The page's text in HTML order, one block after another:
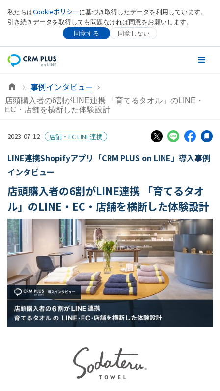
私たちはCookieポリシーに基づき取得したデータを利用しています。
引き続きデータを取得しても問題なければ同意をお願いします。
同意する
同意しない
事例インタビュー
店頭購入者の6割がLINE連携 「育てるタオル」のLINE・
EC・店舗を横断した体験設計
2023-07-12 店舗・EC LINE連携
LINE連携Shopifyアプリ「CRM PLUS on LINE」導入事例
インタビュー
店頭購入者の6割がLINE連携 「育てるタオ
ル」のLINE・EC・店舗を横断した体験設計